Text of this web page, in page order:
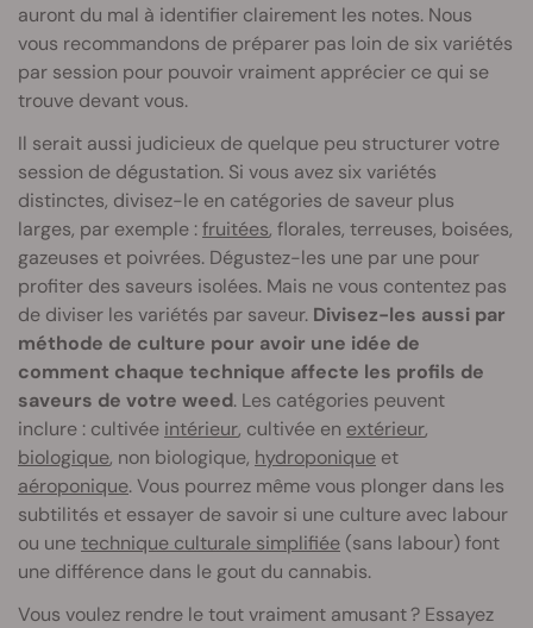
auront du mal à identifier clairement les notes. Nous
vous recommandons de préparer pas loin de six variétés
par session pour pouvoir vraiment apprécier ce qui se
trouve devant vous.
Il serait aussi judicieux de quelque peu structurer votre
session de dégustation. Si vous avez six variétés
distinctes, divisez-le en catégories de saveur plus
larges, par exemple :fruitées, florales, terreuses, boisées,
gazeuses et poivrées. Dégustez-les une par une pour
profiter des saveurs isolées. Mais ne vous contentez pas
de diviser les variétés par saveur. Divisez-les aussi par
méthode de culture pour avoir une idée de
comment chaque technique affecte les profils de
saveurs de votre weed. Les catégories peuvent
inclure : cultivée intérieur, cultivée en extérieur,
biologique, non biologique, hydroponique et
aéroponique. Vous pourrez même vous plonger dans les
subtilités et essayer de savoir si une culture avec labour
ou unetechnique culturale simplifiée (sans labour) font
une différence dans le gout du cannabis.
Vous voulez rendre le tout vraiment amusant ? Essayez